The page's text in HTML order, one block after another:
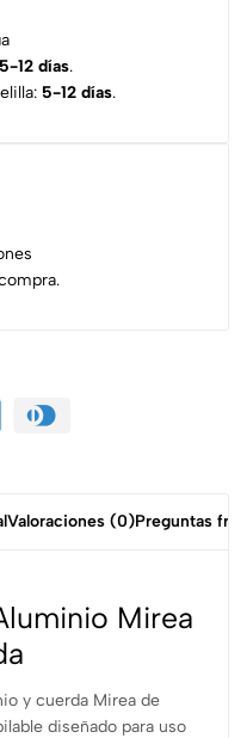
5-12 días.
5-12 días.
Valoraciones (0)Preguntas
Mirea
y cuerda Mirea de
diseñado para uso